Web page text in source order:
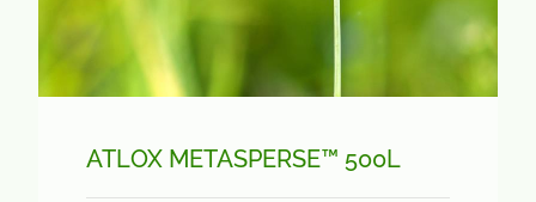
ATLOX METASPERSE™ 500L